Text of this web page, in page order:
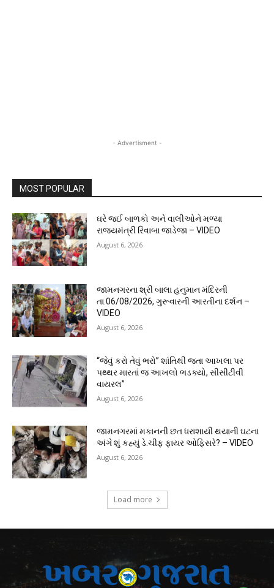
- Advertisment -
MOST POPULAR
ઘરે જઈ બાળકો અને વાલીઓને મળ્યા
રાજ્યમંત્રી રિવાબા જાડેજા – VIDEO
August 6, 2026
જામનગરના શ્રી બાલા હનુમાન મંદિરની
તા.06/08/2026, ગુરૂવારની આરતીના દર્શન –
VIDEO
August 6, 2026
“જેવું કરો તેવું ભરો” શાંતિથી જતા આખલા પર
પથ્થર મારતાં જ આખલો ભડક્યો, સીસીટીવી
વાયરલ”
August 6, 2026
જામનગરમાં મકાનની છત ધરાશાયી થયાની ઘટના
અંગે શું કહ્યું ડે.ચીફ ફાયર ઓફિસરે? – VIDEO
August 6, 2026
Load more